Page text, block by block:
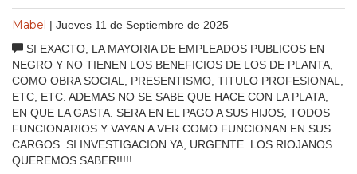
Mabel | Jueves 11 de Septiembre de 2025
SI EXACTO, LA MAYORIA DE EMPLEADOS PUBLICOS EN
NEGRO Y NO TIENEN LOS BENEFICIOS DE LOS DE PLANTA,
COMO OBRA SOCIAL, PRESENTISMO, TITULO PROFESIONAL,
ETC, ETC. ADEMAS NO SE SABE QUE HACE CON LA PLATA,
EN QUE LA GASTA. SERA EN EL PAGO A SUS HIJOS, TODOS
FUNCIONARIOS Y VAYAN A VER COMO FUNCIONAN EN SUS
CARGOS. SI INVESTIGACION YA, URGENTE. LOS RIOJANOS
QUEREMOS SABER!!!!!